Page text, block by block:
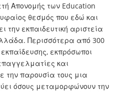
Απονομής των Education
θεσμός που εδώ και
την εκπαιδευτική αριστεία
Περισσότερα από 300
εκπρόσωποι
και
την παρουσία τους μια
όσους μεταμορφώνουν την